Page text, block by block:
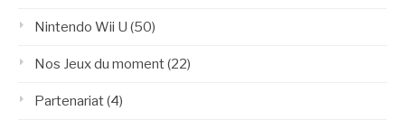
Nintendo Wii U (50)
Nos Jeux du moment(22)
Partenariat(4)